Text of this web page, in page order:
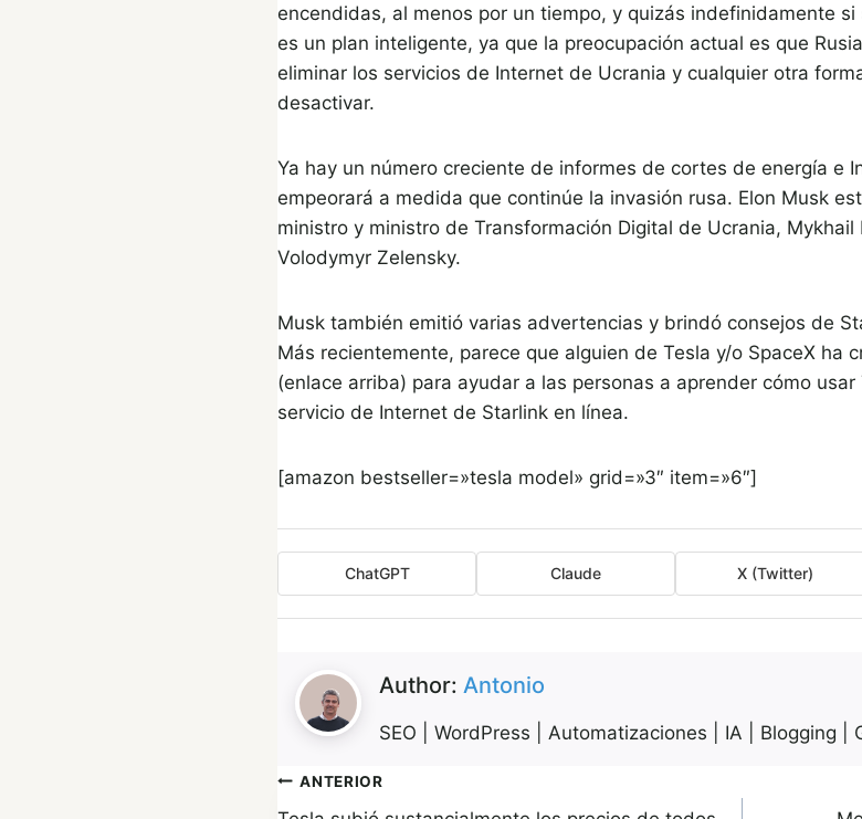
encendidas, al menos por un tiempo, y quizás indefinidamente
es un plan inteligente, ya que la preocupación actual es que
eliminar los servicios de Internet de Ucrania y cualquier otra
desactivar.
Ya hay un número creciente de informes de cortes de energía e
empeorará a medida que continúe la invasión rusa. Elon Musk
ministro y ministro de Transformación Digital de Ucrania,
Volodymyr Zelensky.
Musk también emitió varias advertencias y brindó consejos de
Más recientemente, parece que alguien de Tesla y/o SpaceX ha
(enlace arriba) para ayudar a las personas a aprender cómo
servicio de Internet de Starlink en línea.
[amazon bestseller=»tesla model» grid=»3″ item=»6″]
ChatGPT Claude X (Twitter)
Author: Antonio
SEO | WordPress | Automatizaciones | IA | Blogging |
Navegación
ANTERIOR